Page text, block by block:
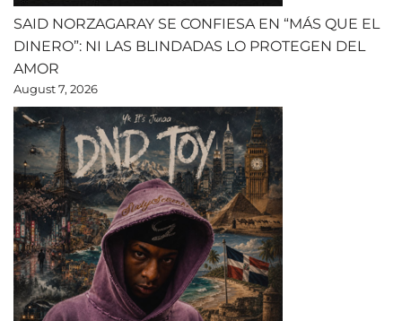
SAID NORZAGARAY SE CONFIESA EN “MÁS QUE EL
DINERO”: NI LAS BLINDADAS LO PROTEGEN DEL
AMOR
August 7, 2026